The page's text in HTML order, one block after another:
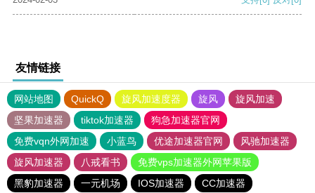
友情链接
网站地图 QuickQ 旋风加速度器 旋风
旋风加速
坚果加速器
tiktok加速器
狗急加速器官网
免费vqn外网加速
小蓝鸟 优途加速器官网
风驰加速器
旋风加速器
八戒看书
免费vps加速器外网苹果版
黑豹加速器
一元机场 IOS加速器 CC加速器